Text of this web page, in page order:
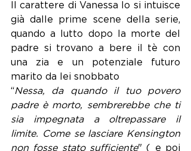
Il carattere di Vanessa lo si intuisce
già dalle prime scene della serie,
quando a lutto dopo la morte del
padre si trovano a bere il tè con
una zia e un potenziale futuro
marito da lei snobbato
“Nessa, da quando il tuo povero
padre è morto, sembrerebbe che ti
sia impegnata a oltrepassare il
limite. Come se lasciare Kensington
non fosse stato sufficiente" ( e poi